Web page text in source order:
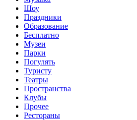
Шоу
Праздники
Образование
Бесплатно
Музеи
Парки
Погулять
Туристу
Театры
Пространства
Клубы
Прочее
Рестораны